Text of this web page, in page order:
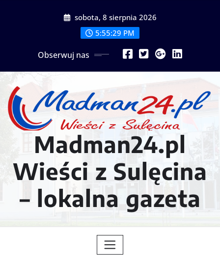
sobota, 8 sierpnia 2026
5:55:31 PM
Obserwuj nas
Madman24.pl
Wieści z Sulęcina
– lokalna gazeta